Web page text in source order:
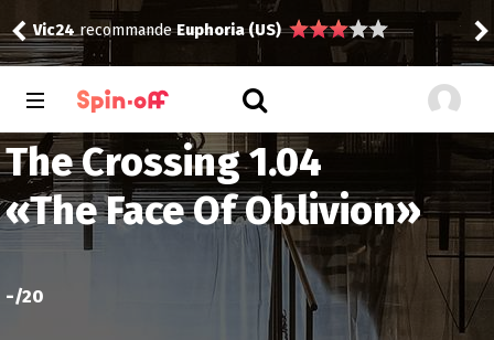
Vic24recommandeEuphoria (US)
The Crossing 1.04
«The Face Of Oblivion»
-/20